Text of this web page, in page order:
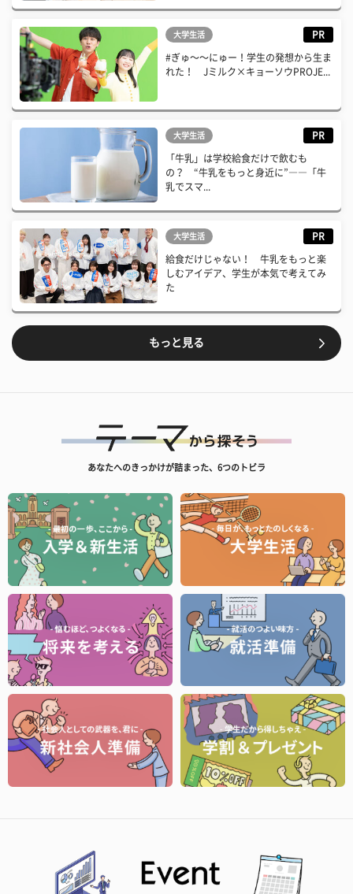
大学生活 PR
#ぎゅ〜〜にゅー！学生の発想から生ま
れた！ Jミルク×キョーソウPROJE...
大学生活 PR
「牛乳」は学校給食だけで飲むも
の？ “牛乳をもっと身近に”――「牛
乳でスマ...
大学生活 PR
給食だけじゃない！ 牛乳をもっと楽
しむアイデア、学生が本気で考えてみ
た
もっと見る
あなたへのきっかけが詰まった、6つのトビラ